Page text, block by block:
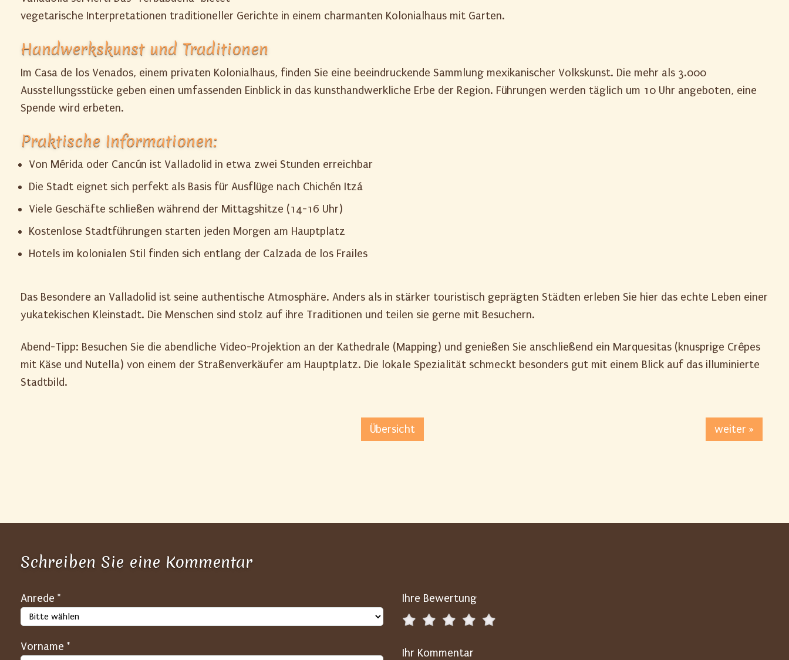
vegetarische Interpretationen traditioneller Gerichte in einem charmanten Kolonialhaus mit Garten.
Handwerkskunst und Traditionen
Im Casa de los Venados, einem privaten Kolonialhaus, finden Sie eine beeindruckende Sammlung mexikanischer Volkskunst. Die mehr als 3.000
Ausstellungsstücke geben einen umfassenden Einblick in das kunsthandwerkliche Erbe der Region. Führungen werden täglich um 10 Uhr angeboten, eine
Spende wird erbeten.
Praktische Informationen:
Von Mérida oder Cancún ist Valladolid in etwa zwei Stunden erreichbar
Die Stadt eignet sich perfekt als Basis für Ausflüge nach Chichén Itzá
Viele Geschäfte schließen während der Mittagshitze (14-16 Uhr)
Kostenlose Stadtführungen starten jeden Morgen am Hauptplatz
Hotels im kolonialen Stil finden sich entlang der Calzada de los Frailes
Das Besondere an Valladolid ist seine authentische Atmosphäre. Anders als in stärker touristisch geprägten Städten erleben Sie hier das echte Leben einer
yukatekischen Kleinstadt. Die Menschen sind stolz auf ihre Traditionen und teilen sie gerne mit Besuchern.
Abend-Tipp: Besuchen Sie die abendliche Video-Projektion an der Kathedrale (Mapping) und genießen Sie anschließend ein Marquesitas (knusprige Crêpes
mit Käse und Nutella) von einem der Straßenverkäufer am Hauptplatz. Die lokale Spezialität schmeckt besonders gut mit einem Blick auf das illuminierte
Stadtbild.
weiter »
Übersicht
Schreiben Sie eine Kommentar
S
M
Anrede *
Vorname *
Ihre Bewertung
Ihr Kommentar